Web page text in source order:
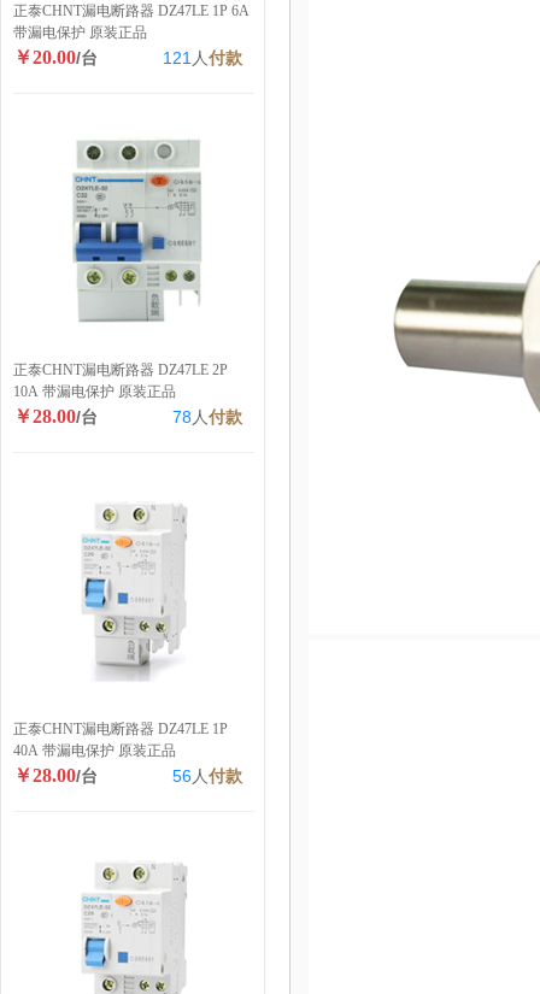
正泰CHNT漏电断路器 DZ47LE 1P 6A
带漏电保护 原装正品
￥20.00/台 121 人付款
正泰CHNT漏电断路器 DZ47LE 2P
10A 带漏电保护 原装正品
￥28.00/台 78 人付款
正泰CHNT漏电断路器 DZ47LE 1P
40A 带漏电保护 原装正品
￥28.00/台 56人付款